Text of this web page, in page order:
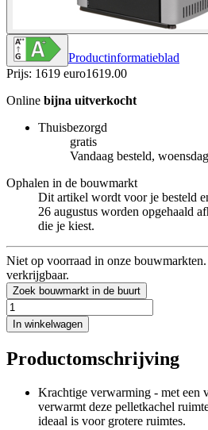
Productinformatieblad
Prijs: 1619 euro1619.00
Online bijna uitverkocht
Thuisbezorgd
gratis
Vandaag besteld,
Ophalen in de bouwmarkt
Dit artikel wordt voor je besteld
26 augustus worden opgehaald
die je kiest.
Niet op voorraad in onze
verkrijgbaar.
Zoek bouwmarkt in de buurt
In winkelwagen
Productomschrijving
Krachtige verwarming - met een
verwarmt deze pelletkachel
ideaal is voor grotere ruimtes.